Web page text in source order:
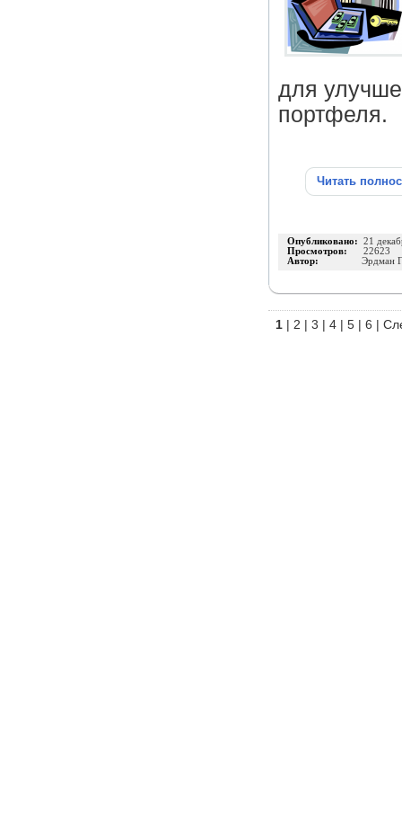
для
портфеля.
Читать
Опубликовано: 21
Просмотров: 22623
Автор: Эрдман
1 | 2 | 3 | 4 | 5 | 6 |